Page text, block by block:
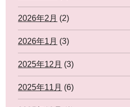
2026年2月 (2)
2026年1月 (3)
2025年12月 (3)
2025年11月 (6)